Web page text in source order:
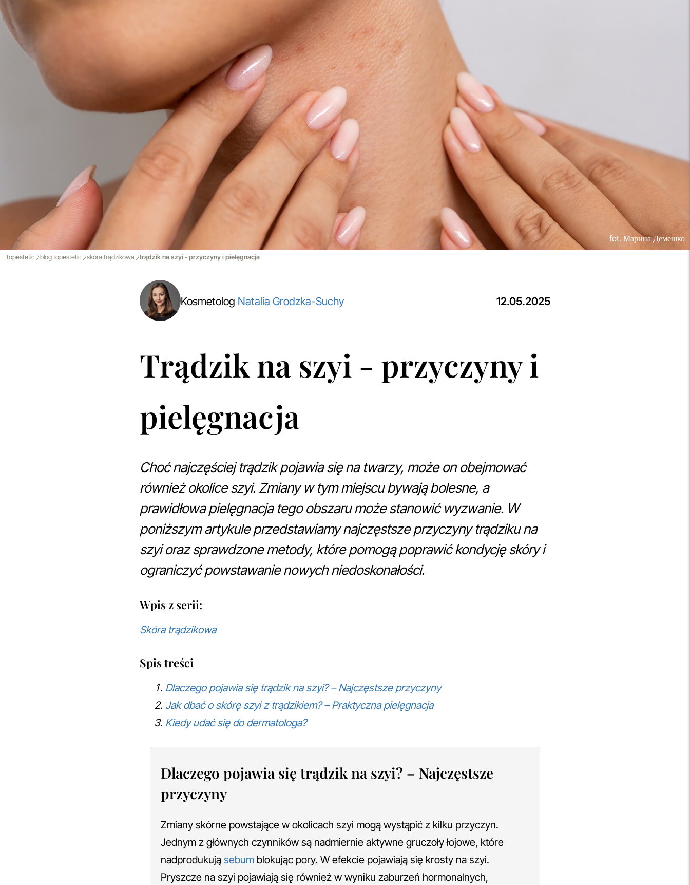
fot. Марина Демешко
topestetic blog topestetic skóra trądzikowa trądzik na szyi - przyczyny i pielęgnacja
Kosmetolog Natalia Grodzka-Suchy 12.05.2025
Trądzik na szyi - przyczyny i
pielęgnacja
Choć najczęściej trądzik pojawia się na twarzy, może on obejmować
również okolice szyi. Zmiany w tym miejscu bywają bolesne, a
prawidłowa pielęgnacja tego obszaru może stanowić wyzwanie. W
poniższym artykule przedstawiamy najczęstsze przyczyny trądziku na
szyi oraz sprawdzone metody, które pomogą poprawić kondycję skóry i
ograniczyć powstawanie nowych niedoskonałości.
Wpis z serii:
Skóra trądzikowa
Spis treści
Dlaczego pojawia się trądzik na szyi? – Najczęstsze przyczyny
Jak dbać o skórę szyi z trądzikiem? – Praktyczna pielęgnacja
Kiedy udać się do dermatologa?
Dlaczego pojawia się trądzik na szyi? – Najczęstsze
przyczyny
Zmiany skórne powstające w okolicach szyi mogą wystąpić z kilku przyczyn.
Jednym z głównych czynników są nadmiernie aktywne gruczoły łojowe, które
nadprodukują sebum blokując pory. W efekcie pojawiają się krosty na szyi.
Pryszcze na szyi pojawiają się również w wyniku zaburzeń hormonalnych,